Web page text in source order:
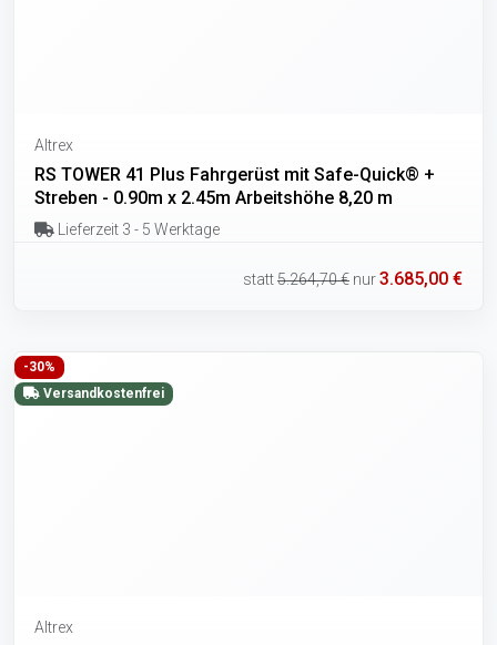
Altrex
RS TOWER 41 Plus Fahrgerüst mit Safe-Quick® +
Streben - 0.90m x 2.45m Arbeitshöhe 8,20 m
Lieferzeit 3 - 5 Werktage
statt5.264,70 € nur3.685,00 €
-30%
Versandkostenfrei
Altrex